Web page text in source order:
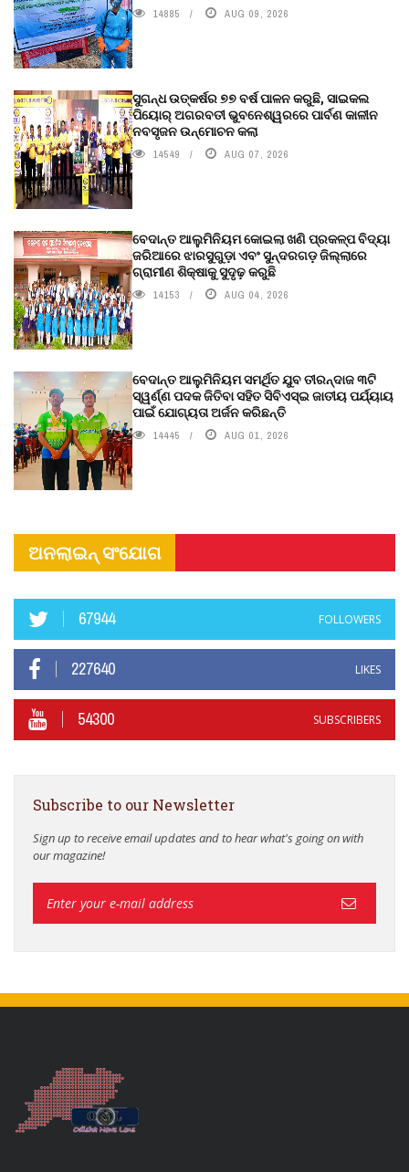
14885 AUG 09, 2026
ସୁଗନ୍ଧ ଉତ୍କର୍ଷର ୭୭ ବର୍ଷ ପାଳନ କରୁଛି, ସାଇକଲ
ପିୟୋର୍‌ ଅଗରବତୀ ଭୁବନେଶ୍ୱରରେ ପାର୍ବଣ କାଳୀନ
ନବସୃଜନ ଉନ୍ମୋଚନ କଲା
14549 AUG 07, 2026
ବେଦାନ୍ତ ଆଲୁମିନିୟମ କୋଇଲା ଖଣି ପ୍ରକଳ୍ପ ବିଦ୍ୟା
ଜରିଆରେ ଝାରସୁଗୁଡ଼ା ଏବଂ ସୁନ୍ଦରଗଡ଼ ଜିଲ୍ଲାରେ
ଗ୍ରାମୀଣ ଶିକ୍ଷାକୁ ସୁଦୃଢ଼ କରୁଛି
14153 AUG 04, 2026
ବେଦାନ୍ତ ଆଲୁମିନିୟମ ସମର୍ଥିତ ଯୁବ ତୀରନ୍ଦାଜ ୩ଟି
ସ୍ୱର୍ଣ୍ଣ ପଦକ ଜିତିବା ସହିତ ସିବିଏସ୍ଇ ଜାତୀୟ ପର୍ଯ୍ୟାୟ
ପାଇଁ ଯୋଗ୍ୟତା ଅର୍ଜନ କରିଛନ୍ତି
14445 AUG 01, 2026
ଅନଲାଇନ୍ ସଂଯୋଗ
67944 FOLLOWERS
227640 LIKES
54300 SUBSCRIBERS
Subscribe to our Newsletter
Sign up to receive email updates and to hear what's going on with
our magazine!